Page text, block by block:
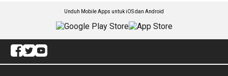
Unduh Mobile Apps untuk iOS dan Android